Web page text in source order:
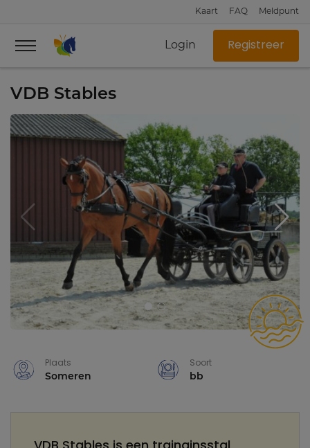
Kaart FAQ Meldpunt
Login Registreer
VDB Stables
Plaats
Someren
Soort
bb